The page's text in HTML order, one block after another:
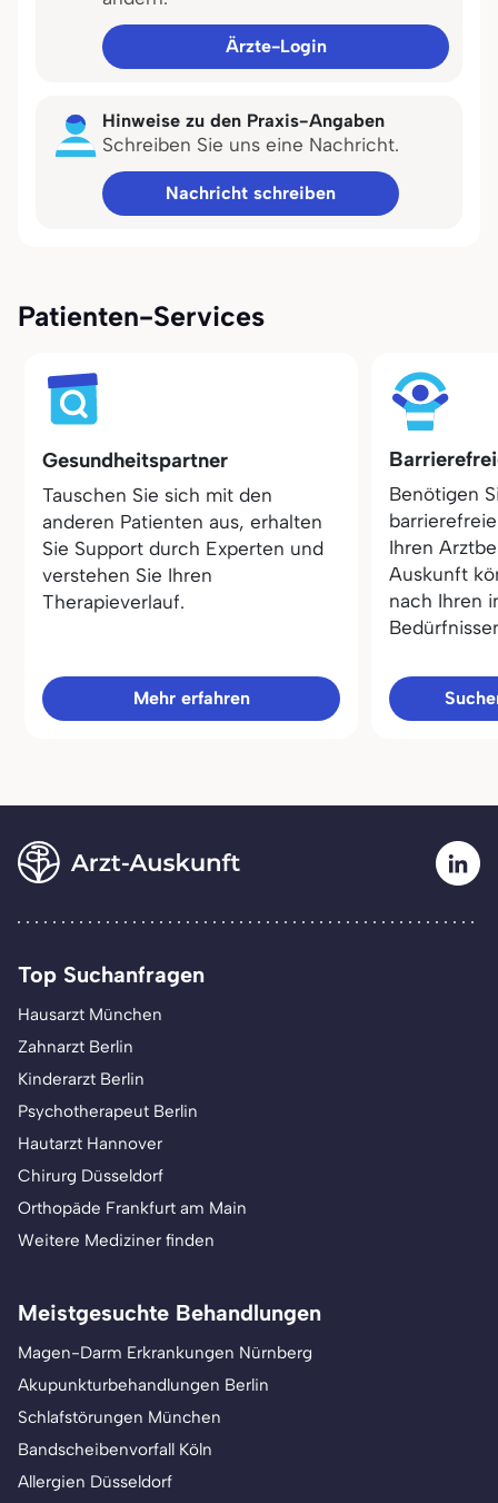
Ärzte-Login
Hinweise zu den Praxis-Angaben
Schreiben Sie uns eine Nachricht.
Nachricht schreiben
Patienten-Services
Gesundheitspartner
Tauschen Sie sich mit den
anderen Patienten aus, erhalten
Sie Support durch Experten und
verstehen Sie Ihren
Therapieverlauf.
Mehr erfahren
Benötigen
Ihren
Auskunft
nach Ihren
Top Suchanfragen
Hausarzt München
Zahnarzt Berlin
Kinderarzt Berlin
Psychotherapeut Berlin
Hautarzt Hannover
Chirurg Düsseldorf
Orthopäde Frankfurt am Main
Weitere Mediziner finden
Meistgesuchte Behandlungen
Magen-Darm Erkrankungen Nürnberg
Akupunkturbehandlungen Berlin
Schlafstörungen München
Bandscheibenvorfall Köln
Allergien Düsseldorf